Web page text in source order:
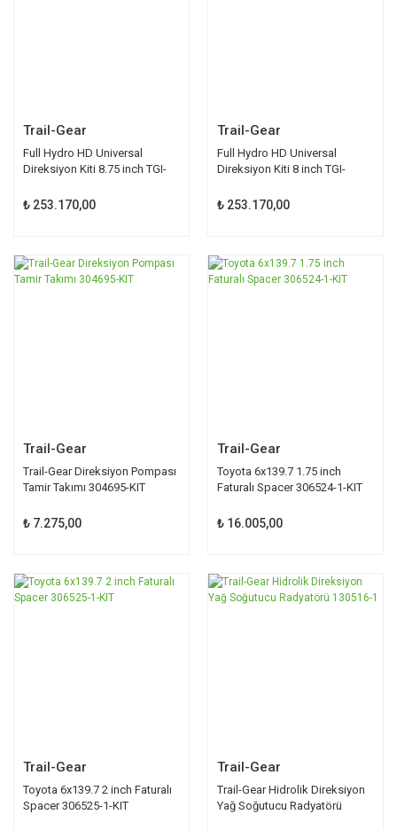
Trail-Gear
Full Hydro HD Universal
Direksiyon Kiti 8.75 inch TGI-
₺ 253.170,00
Trail-Gear
Full Hydro HD Universal
Direksiyon Kiti 8 inch TGI-
₺ 253.170,00
Trail-Gear
Trail-Gear Direksiyon Pompası
Tamir Takımı 304695-KIT
₺ 7.275,00
Trail-Gear
Toyota 6x139.7 1.75 inch
Faturalı Spacer 306524-1-KIT
₺ 16.005,00
Trail-Gear
Toyota 6x139.7 2 inch Faturalı
Spacer 306525-1-KIT
Trail-Gear
Trail-Gear Hidrolik Direksiyon
Yağ Soğutucu Radyatörü